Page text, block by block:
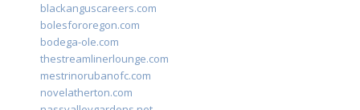
blackanguscareers.com
bolesfororegon.com
bodega-ole.com
thestreamlinerlounge.com
mestrinorubanofc.com
novelatherton.com